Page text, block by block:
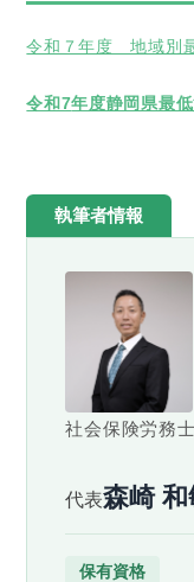
令和７年度 地域別
令和7年度静岡県最
執筆者情報
社会保険労務
代表森崎 和
保有資格